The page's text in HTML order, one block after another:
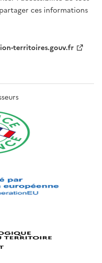
ces informations
territoires.gouv.fr